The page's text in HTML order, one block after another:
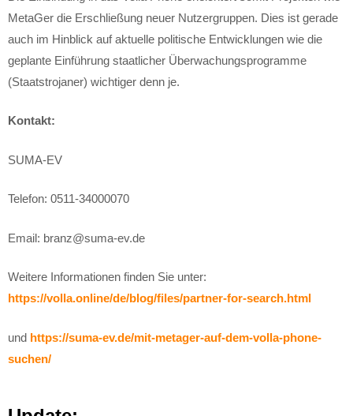
MetaGer die Erschließung neuer Nutzergruppen. Dies ist gerade
auch im Hinblick auf aktuelle politische Entwicklungen wie die
geplante Einführung staatlicher Überwachungsprogramme
(Staatstrojaner) wichtiger denn je.
Kontakt:
SUMA-EV
Telefon: 0511-34000070
Email: branz@suma-ev.de
Weitere Informationen finden Sie unter:
https://volla.online/de/blog/files/partner-for-search.html
und https://suma-ev.de/mit-metager-auf-dem-volla-phone-
suchen/